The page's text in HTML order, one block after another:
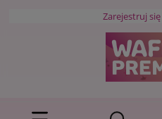
Zarejestruj się